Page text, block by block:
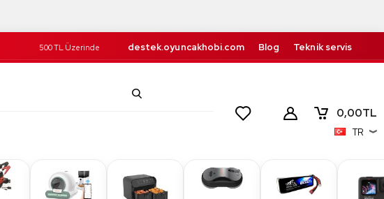
500 TL Üzerinde destek.oyuncakhobi.com Blog Teknik servis
0,00TL
TR